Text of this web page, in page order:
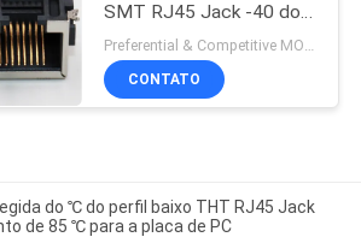
SMT RJ45 Jack -40 do
perfil baixo do porto de
funcionamento de 85 ℃
Preferential & Competitive MOQ:1000
CONTATO
do ℃ do perfil baixo THT RJ45 Jack
de 85 ℃ para a placa de PC